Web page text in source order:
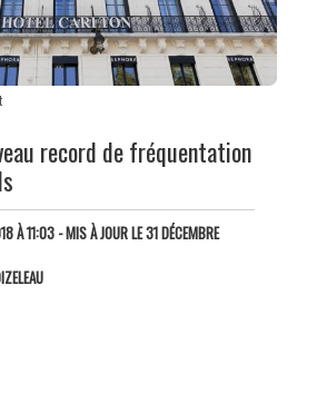
record de fréquentation
À 11:03- MIS À JOUR LE 31 DÉCEMBRE